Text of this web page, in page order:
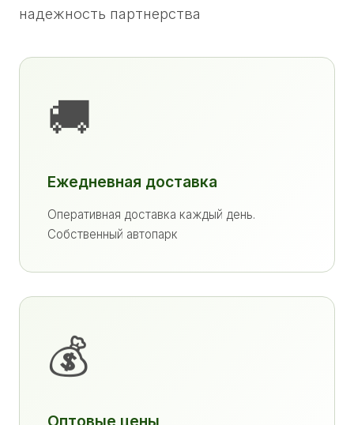
надежность партнерства
🚚
Ежедневная доставка
Оперативная доставка каждый день.
Собственный автопарк
💰
Оптовые цены